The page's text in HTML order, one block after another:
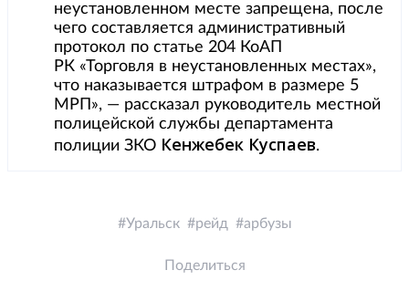
неустановленном месте запрещена, после
чего составляется административный
протокол по статье 204 КоАП
РК «Торговля в неустановленных местах»,
что наказывается штрафом в размере 5
МРП», — рассказал руководитель местной
полицейской службы департамента
полиции ЗКО Кенжебек Куспаев.
Уральск рейд арбузы
Поделиться